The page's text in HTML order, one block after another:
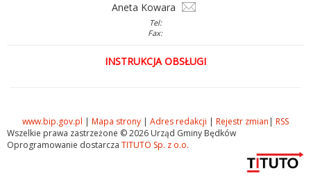
Aneta Kowara
Tel:
Fax:
INSTRUKCJA OBSŁUGI
www.bip.gov.pl | Mapa strony | Adres redakcji | Rejestr zmian | RSS
Wszelkie prawa zastrzeżone © 2026 Urząd Gminy Będków
Oprogramowanie dostarcza TITUTO Sp. z o.o.